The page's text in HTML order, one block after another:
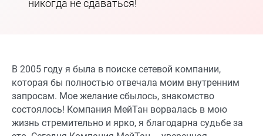
никогда не сдаваться!
В 2005 году я была в поиске сетевой компании,
которая бы полностью отвечала моим внутренним
запросам. Мое желание сбылось, знакомство
состоялось! Компания МейТан ворвалась в мою
жизнь стремительно и ярко, я благодарна судьбе за